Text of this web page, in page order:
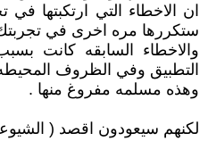
ان الاخطاء التي ارتكبتها في
ستكررها مره اخرى في تجربتك
والاخطاء السابقه كانت
التطبيق وفي الظروف
وهذه مسلمه مفروغ منها .
لكنهم سيعودون اقصد (